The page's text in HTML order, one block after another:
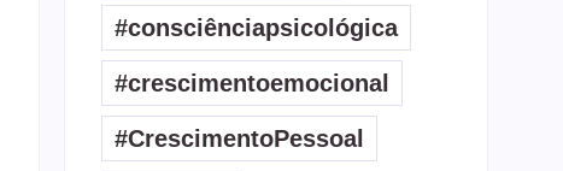
#consciênciapsicológica
#crescimentoemocional
#CrescimentoPessoal